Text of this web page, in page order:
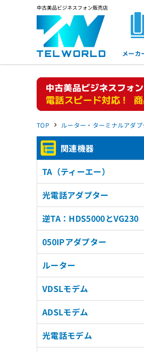
中古美品ビジネスフォン販売店
メーカ
TOP ルーター・ターミナルアダプ
関連機器
TA（ティーエー）
光電話アダプター
逆TA：HDS5000とVG230
050IPアダプター
ルーター
VDSLモデム
ADSLモデム
光電話モデム